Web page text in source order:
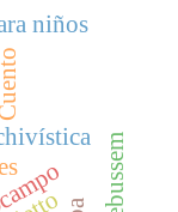
Cuento
niños